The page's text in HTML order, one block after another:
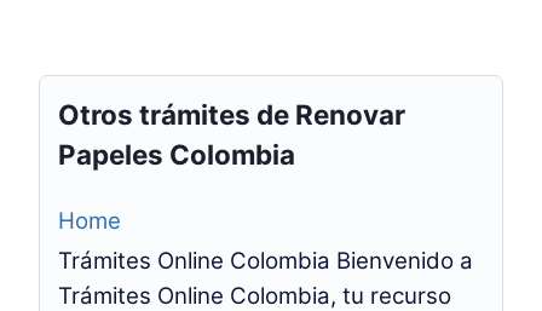
Otros trámites de Renovar
Papeles Colombia
Home
Trámites Online Colombia Bienvenido a
Trámites Online Colombia, tu recurso